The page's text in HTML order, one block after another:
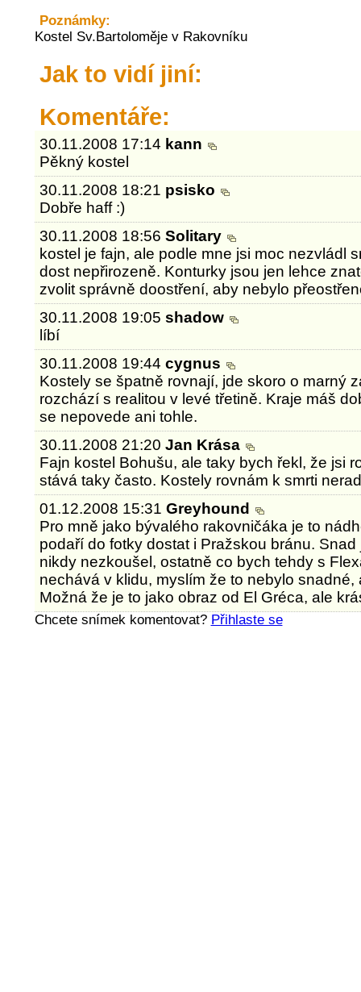
Poznámky:
Kostel Sv.Bartoloměje v Rakovníku
Jak to vidí jiní:
Komentáře:
30.11.2008 17:14 kann
Pěkný kostel
30.11.2008 18:21 psisko
Dobře haff :)
30.11.2008 18:56Solitary
kostel je fajn, ale podle mne jsi moc nezvládl
dost nepřirozeně. Konturky jsou jen lehce
zvolit správně doostření, aby nebylo
30.11.2008 19:05shadow
líbí
30.11.2008 19:44cygnus
Kostely se špatně rovnají, jde skoro o marný
rozchází s realitou v levé třetině. Kraje máš
se nepovede ani tohle.
30.11.2008 21:20Jan Krása
Fajn kostel Bohušu, ale taky bych řekl, že jsi
stává taky často. Kostely rovnám k smrti
01.12.2008 15:31Greyhound
Pro mně jako bývalého rakovničáka je to
podaří do fotky dostat i Pražskou bránu.
nikdy nezkoušel, ostatně co bych tehdy s
nechává v klidu, myslím že to nebylo
Možná že je to jako obraz od El Gréca, ale
Chcete snímek komentovat? Přihlaste se